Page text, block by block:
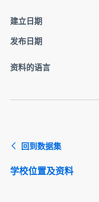
建立日期
发布日期
资料的语言
回到数据集
学校位置及资料